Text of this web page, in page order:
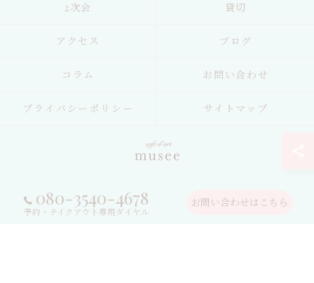
080-3540-4678
予約・テイクアウト専用ダイヤル
お問い合わせはこちら
2次会 貸切
アクセス ブログ
コラム お問い合わせ
プライバシーポリシー サイトマップ
© 2026 鳥取県鳥取市のレストランならカフェ・ダール ミュゼ ALL RIGHTS
RESERVED.